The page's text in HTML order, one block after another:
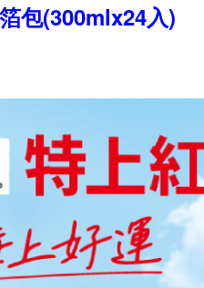
包(300mlx24入)